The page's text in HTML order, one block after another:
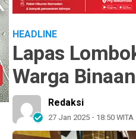
HEADLINE
Lapas
Warga
Redaksi
27 Jan 2025 - 18:50 WITA